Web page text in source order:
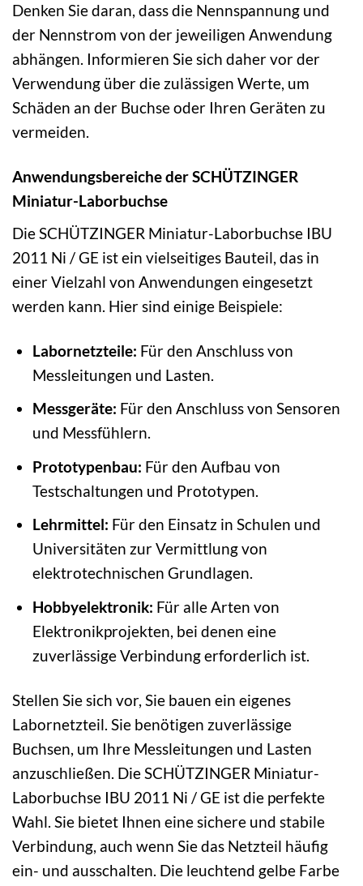
Denken Sie daran, dass die Nennspannung und
der Nennstrom von der jeweiligen Anwendung
abhängen. Informieren Sie sich daher vor der
Verwendung über die zulässigen Werte, um
Schäden an der Buchse oder Ihren Geräten zu
vermeiden.
Anwendungsbereiche der SCHÜTZINGER
Miniatur-Laborbuchse
Die SCHÜTZINGER Miniatur-Laborbuchse IBU
2011 Ni / GE ist ein vielseitiges Bauteil, das in
einer Vielzahl von Anwendungen eingesetzt
werden kann. Hier sind einige Beispiele:
Labornetzteile: Für den Anschluss von
Messleitungen und Lasten.
Messgeräte: Für den Anschluss von Sensoren
und Messfühlern.
Prototypenbau: Für den Aufbau von
Testschaltungen und Prototypen.
Lehrmittel: Für den Einsatz in Schulen und
Universitäten zur Vermittlung von
elektrotechnischen Grundlagen.
Hobbyelektronik: Für alle Arten von
Elektronikprojekten, bei denen eine
zuverlässige Verbindung erforderlich ist.
Stellen Sie sich vor, Sie bauen ein eigenes
Labornetzteil. Sie benötigen zuverlässige
Buchsen, um Ihre Messleitungen und Lasten
anzuschließen. Die SCHÜTZINGER Miniatur-
Laborbuchse IBU 2011 Ni / GE ist die perfekte
Wahl. Sie bietet Ihnen eine sichere und stabile
Verbindung, auch wenn Sie das Netzteil häufig
ein- und ausschalten. Die leuchtend gelbe Farbe